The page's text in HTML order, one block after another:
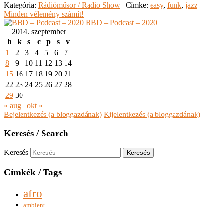
Kategória: Rádióműsor / Radio Show | Címke: easy, funk, jazz |
Minden vélemény számít!
BBD – Podcast – 2020
2014. szeptember
h
k s c p s
v
1
2 3 4 5 6
7
8
9 10 11 12 13 14
15 16 17 18 19 20 21
22 23 24 25 26 27 28
29 30
« aug
okt »
Bejelentkezés (a bloggazdának) Kijelentkezés (a bloggazdának)
Keresés / Search
Keresés
Címkék / Tags
afro
ambient